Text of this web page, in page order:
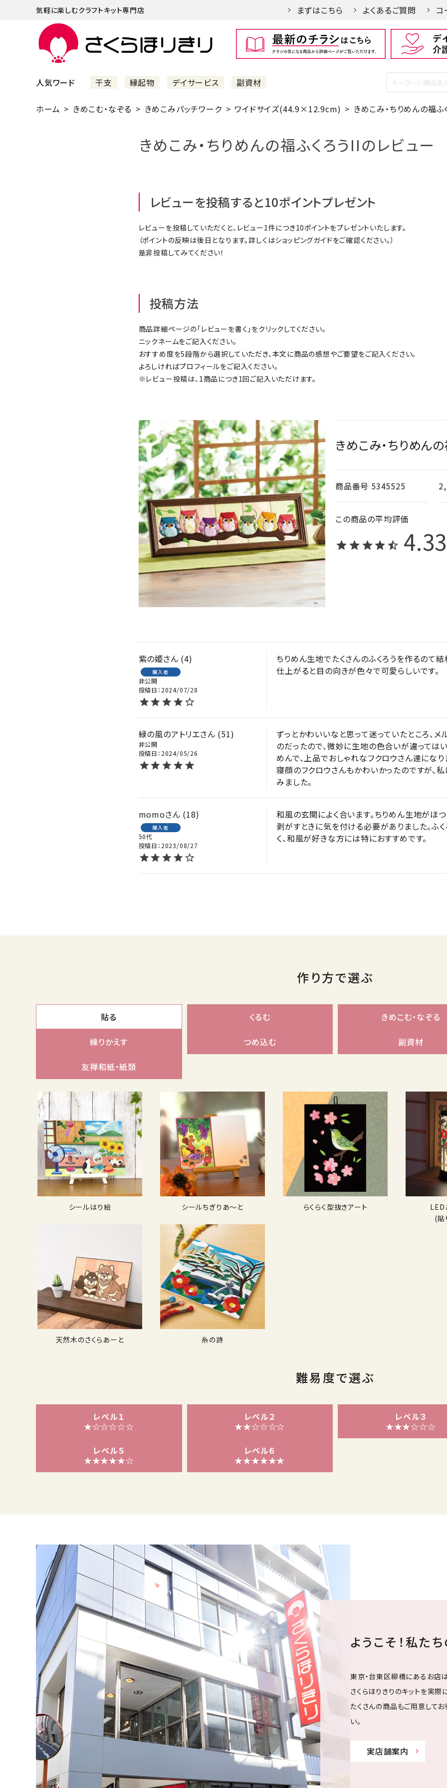
気軽に楽しむクラフトキット専門店 まずはこちら よくあるご質問 コ
人気ワード 干支 縁起物 デイサービス 副資材
まずはこちら
ホーム きめこむ・なぞる きめこみパッチワーク ワイドサイズ(44.9×12.9cm) きめこみ・ちりめんの福
きめこみ・ちりめんの福ふくろうIIのレビュー
レビューを投稿すると10ポイントプレゼント
レビューを投稿していただくと、レビュー1件につき10ポイントをプレゼントいたします。
（ポイントの反映は後日となります。詳しくはショッピングガイドをご確認ください。）
是非投稿してみてください！
投稿方法
商品詳細ページの「レビューを書く」をクリックしてください。
ニックネームをご記入ください。
おすすめ度を5段階から選択していただき、本文に商品の感想やご要望をご記入ください。
よろしければプロフィールをご記入ください。
※レビュー投稿は、1商品につき1回ご記入いただけます。
きめこみ・ちりめん
商品番号 5345525
4.33
紫の姫 4
購入者
非公開
投稿日 2024/07/28
ちりめん生地でたくさんのふくろうを作るのて
仕上がると目の向きが色々で可愛らしいです。
緑の風のアトリエ 51
非公開
投稿日 2024/05/26
ずっとかわいいなと思って迷っていたところ、
のだったので、微妙に生地の色合いが違っては
めんで、上品でおしゃれなフクロウさん達になり
寝顔のフクロウさんもかわいかったのですが、
みました。
momo 18
購入者
50代
投稿日 2023/08/27
和風の玄関によく合います。ちりめん生地がほ
剥がすときに気を付ける必要がありました。ふ
く、和風が好きな方には特におすすめです。
作り方で選ぶ
貼る くるむ きめこむ・なぞる
繰りかえす つめ込む 副資材
友禅和紙・紙類
シールはり絵 シールちぎりあ〜と らくらく型抜きアート
LED
(貼
天然木のさくらあーと 糸の詩
難易度で選ぶ
レベル１
★☆☆☆☆☆
レベル２
★★☆☆☆☆
レベル３
★★★☆☆☆
レベル５
★★★★★☆
レベル６
★★★★★★
ようこそ！私た
東京・台東区柳橋にあるお店
さくらほりきりのキットを実際
たくさんの商品もご用意してお
い。
実店舗案内